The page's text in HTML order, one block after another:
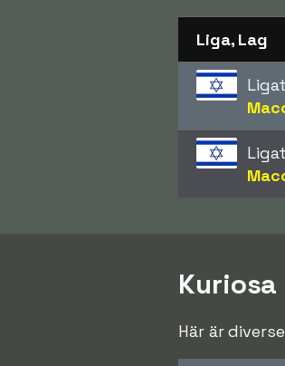
Liga, Lag
Kuriosa
Här är